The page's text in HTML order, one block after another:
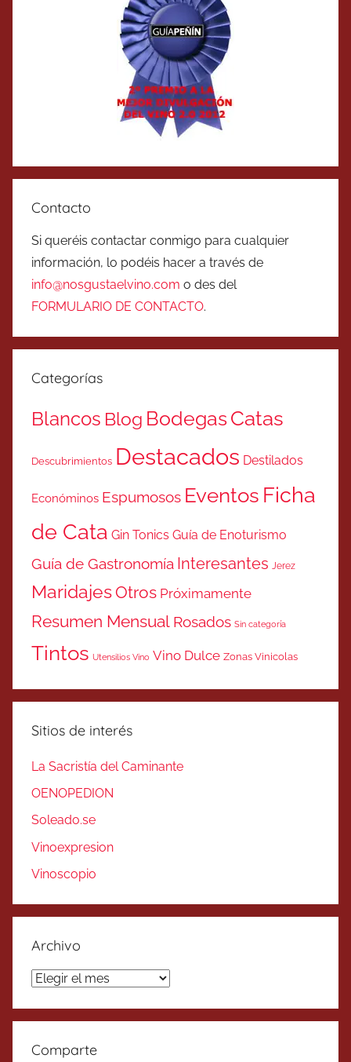
Contacto
Si queréis contactar conmigo para cualquier
información, lo podéis hacer a través de
info@nosgustaelvino.com o des del
FORMULARIO DE CONTACTO.
Categorías
Blancos Blog BodegasCatas
Descubrimientos Destacados Destilados
Económinos Espumosos Eventos Ficha
de Cata Gin Tonics Guía de Enoturismo
Guía de Gastronomía Interesantes Jerez
MaridajesOtros Próximamente
Resumen Mensual Rosados Sin categoría
Tintos Utensilios Vino Vino Dulce Zonas Vinicolas
Sitios de interés
La Sacristía del Caminante
OENOPEDION
Soleado.se
Vinoexpresion
Vinoscopio
Archivo
Archivo
Comparte